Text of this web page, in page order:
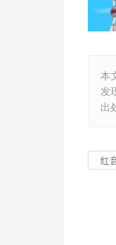
本
发
出
红